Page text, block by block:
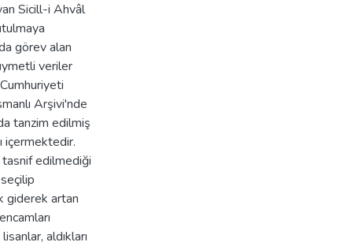
Sicill-i Ahvâl
görev alan
veriler
Arşivi'nde
tanzim edilmiş
içermektedir.
tasnif edilmediği
giderek artan
aldıkları